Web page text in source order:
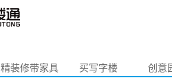
精装修带家具 买写字楼 创意